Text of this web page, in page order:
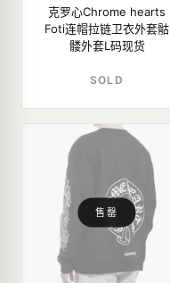
克罗心Chrome hearts
Foti连帽拉链卫衣外套骷
髅外套L码现货
SOLD
售罄